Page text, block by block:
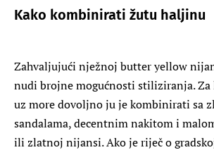
Kako kombinirati žutu haljinu
Zahvaljujući nježnoj butter yellow
nudi brojne mogućnosti stiliziranja.
uz more dovoljno ju je kombinirati sa
sandalama, decentnim nakitom i
ili zlatnoj nijansi. Ako je riječ o